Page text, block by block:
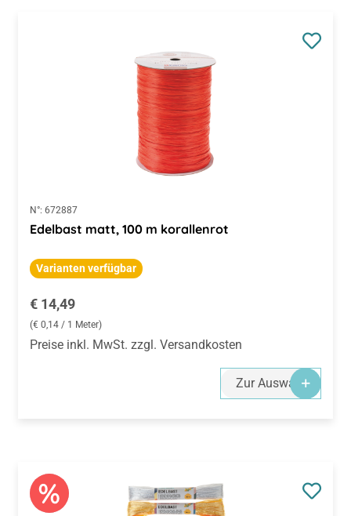
N°: 672887
Edelbast matt, 100 m korallenrot
Varianten verfügbar
Regulärer Preis:
€ 14,49
(€ 0,14 / 1 Meter)
Preise inkl. MwSt. zzgl. Versandkosten
Zur Auswahl